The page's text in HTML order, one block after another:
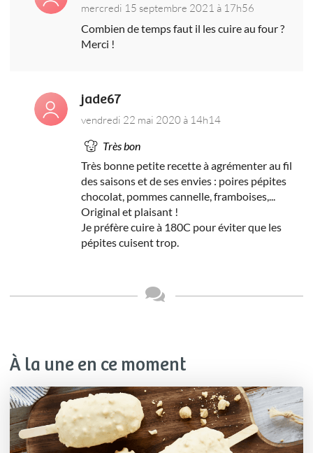
mercredi 15 septembre 2021 à 17h56
Combien de temps faut il les cuire au four ?
Merci !
jade67
vendredi 22 mai 2020 à 14h14
Très bon
Très bonne petite recette à agrémenter au fil
des saisons et de ses envies : poires pépites
chocolat, pommes cannelle, framboises,...
Original et plaisant !
Je préfère cuire à 180C pour éviter que les
pépites cuisent trop.
À la une en ce moment